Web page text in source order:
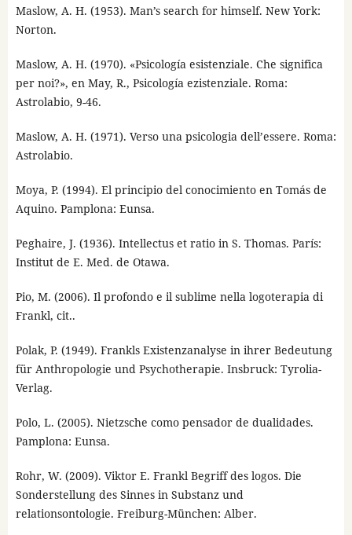
Maslow, A. H. (1953). Man’s search for himself. New York:
Norton.
Maslow, A. H. (1970). «Psicología esistenziale. Che significa
per noi?», en May, R., Psicología ezistenziale. Roma:
Astrolabio, 9-46.
Maslow, A. H. (1971). Verso una psicologia dell’essere. Roma:
Astrolabio.
Moya, P. (1994). El principio del conocimiento en Tomás de
Aquino. Pamplona: Eunsa.
Peghaire, J. (1936). Intellectus et ratio in S. Thomas. París:
Institut de E. Med. de Otawa.
Pio, M. (2006). Il profondo e il sublime nella logoterapia di
Frankl, cit..
Polak, P. (1949). Frankls Existenzanalyse in ihrer Bedeutung
für Anthropologie und Psychotherapie. Insbruck: Tyrolia-
Verlag.
Polo, L. (2005). Nietzsche como pensador de dualidades.
Pamplona: Eunsa.
Rohr, W. (2009). Viktor E. Frankl Begriff des logos. Die
Sonderstellung des Sinnes in Substanz und
relationsontologie. Freiburg-München: Alber.